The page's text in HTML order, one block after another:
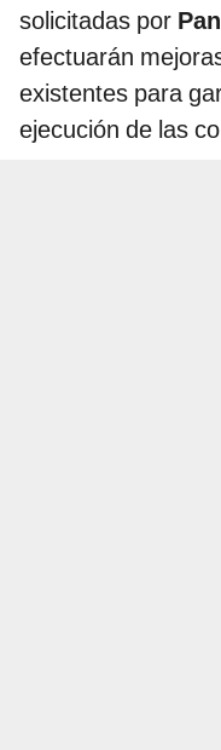
solicitadas por
efectuarán
existentes para
ejecución de las